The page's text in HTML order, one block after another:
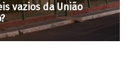
vazios da União